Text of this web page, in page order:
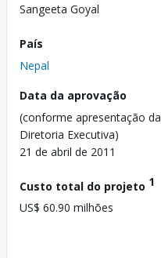
Sangeeta Goyal
País
Nepal
Data da aprovação
(conforme apresentação da
Diretoria Executiva)
21 de abril de 2011
Custo total do projeto 1
US$ 60.90 milhões